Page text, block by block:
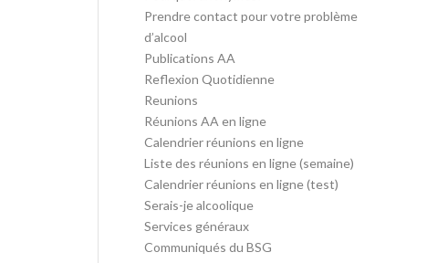
Prendre contact pour votre problème
d’alcool
Publications AA
Reflexion Quotidienne
Reunions
Réunions AA en ligne
Calendrier réunions en ligne
Liste des réunions en ligne (semaine)
Calendrier réunions en ligne (test)
Serais-je alcoolique
Services généraux
Communiqués du BSG